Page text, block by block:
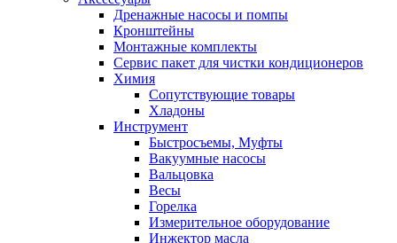
Дренажные насосы и помпы
Кронштейны
Монтажные комплекты
Сервис пакет для чистки кондиционеров
Химия
Сопутствующие товары
Хладоны
Инструмент
Быстросъемы, Муфты
Вакуумные насосы
Вальцовка
Весы
Горелка
Измерительное оборудование
Инжектор масла